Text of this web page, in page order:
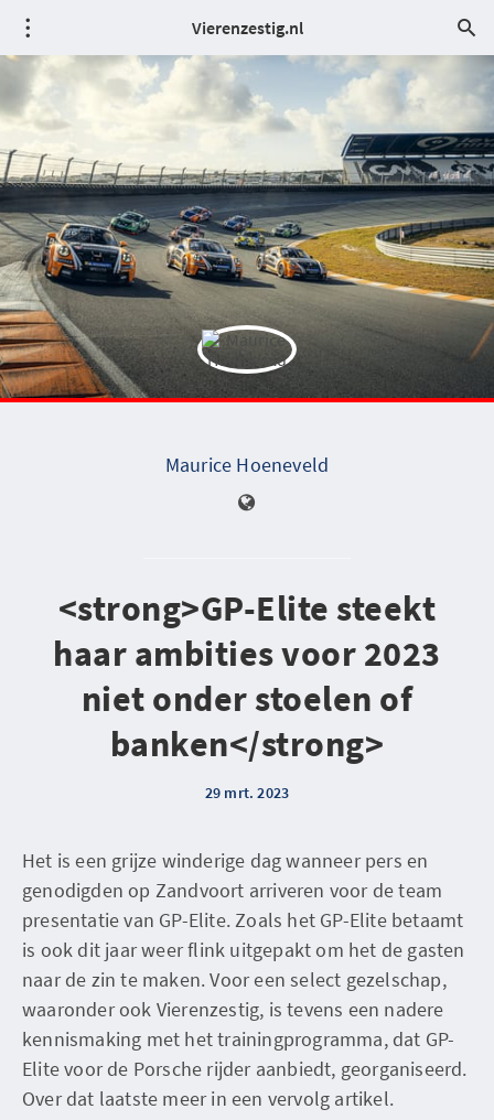
Vierenzestig.nl
Maurice Hoeneveld
<strong>GP-Elite steekt
haar ambities voor 2023
niet onder stoelen of
banken</strong>
29 mrt. 2023
Het is een grijze winderige dag wanneer pers en
genodigden op Zandvoort arriveren voor de team
presentatie van GP-Elite. Zoals het GP-Elite betaamt
is ook dit jaar weer flink uitgepakt om het de gasten
naar de zin te maken. Voor een select gezelschap,
waaronder ook Vierenzestig, is tevens een nadere
kennismaking met het trainingprogramma, dat GP-
Elite voor de Porsche rijder aanbiedt, georganiseerd.
Over dat laatste meer in een vervolg artikel.